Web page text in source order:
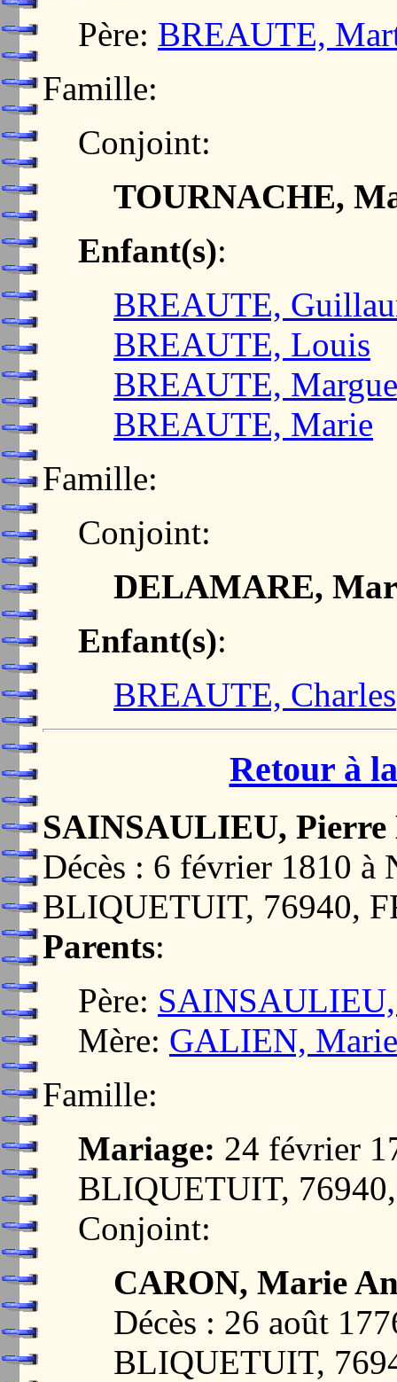
Père: BREAUTE,
Famille:
Conjoint:
TOURNACHE,
Enfant(s):
BREAUTE,
BREAUTE, Louis
BREAUTE,
BREAUTE, Marie
Famille:
Conjoint:
DELAMARE,
Enfant(s):
BREAUTE, Charles
Retour à
SAINSAULIEU, Pierre
Décès : 6 février 1810
BLIQUETUIT, 76940,
Parents:
Père:
Mère: GALIEN,
Famille:
Mariage: 24 février
BLIQUETUIT,
Conjoint:
CARON, Marie
Décès : 26 août
BLIQUETUIT,